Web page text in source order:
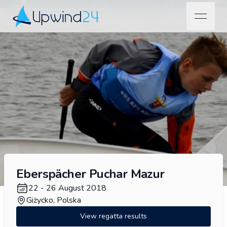
Upwind24
open
Eberspächer Puchar Mazur
22 - 26 August 2018
Giżycko, Polska
View regatta results